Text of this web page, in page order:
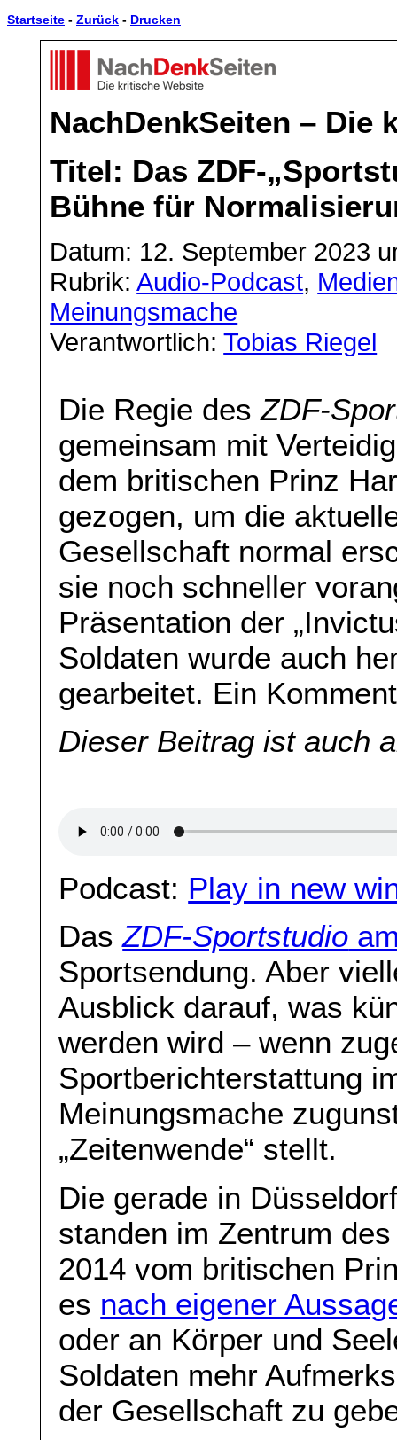
Startseite - Zurück - Drucken
NachDenkSeiten – Die
Titel: Das ZDF-
Bühne für
Datum: 12. September 2023
Rubrik:Audio-Podcast,
Meinungsmache
Verantwortlich:Tobias Riegel
Die Regie desZDF-
gemeinsam mit
dem britischen Prinz
gezogen, um die
Gesellschaft normal
sie noch schneller
Präsentation der
Soldaten wurde auch
gearbeitet. Ein
Dieser Beitrag ist auch
Podcast: Play in new
DasZDF-Sportstudio
Sportsendung. Aber
Ausblick darauf, was
werden wird – wenn
Sportberichterstattung
Meinungsmache
„Zeitenwende“ stellt.
Die gerade in
standen im Zentrum
2014 vom britischen
es nach eigener
oder an Körper und
Soldaten mehr
der Gesellschaft zu